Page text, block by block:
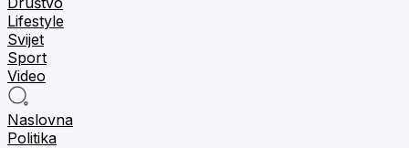
Lifestyle
Svijet
Sport
Video
Naslovna
Politika